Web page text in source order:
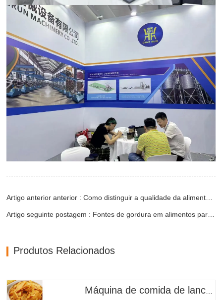
Produtos Relacionados